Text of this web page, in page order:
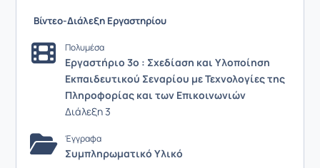
Βίντεο-Διάλεξη Εργαστηρίου
Πολυμέσα
Εργαστήριο 3ο : Σχεδίαση και Υλοποίηση
Εκπαιδευτικού Σεναρίου με Τεχνολογίες της
Πληροφορίας και των Επικοινωνιών
Διάλεξη 3
Έγγραφα
Συμπληρωματικό Υλικό